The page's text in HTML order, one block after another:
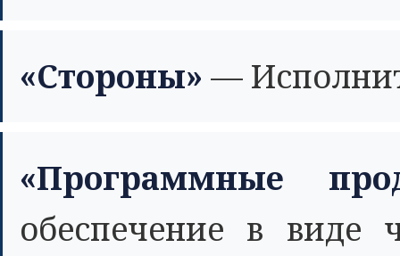
«Стороны» —
«Программные
обеспечение в виде